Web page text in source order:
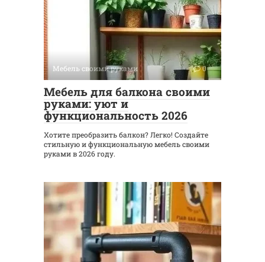
Мебель своими руками 0
Мебель для балкона своими
руками: уют и
функциональность 2026
Хотите преобразить балкон? Легко! Создайте
стильную и функциональную мебель своими
руками в 2026 году.